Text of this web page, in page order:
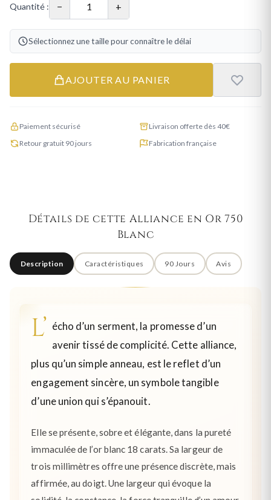
Quantité : − +
Sélectionnez une taille pour connaître le délai
AJOUTER AU PANIER
Paiement sécurisé
Livraison offerte dès 40€
Retour gratuit 90 jours
Fabrication française
Détails de cette Alliance en Or 750
Blanc
Description Caractéristiques 90 Jours Avis
L’ écho d’un serment, la promesse d’un
avenir tissé de complicité. Cette alliance,
plus qu’un simple anneau, est le reflet d’un
engagement sincère, un symbole tangible
d’une union qui s’épanouit.
Elle se présente, sobre et élégante, dans la pureté
immaculée de l’or blanc 18 carats. Sa largeur de
trois millimètres offre une présence discrète, mais
affirmée, au doigt. Une largeur qui évoque la